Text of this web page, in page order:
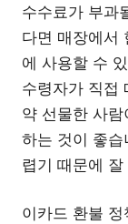
수수료가 부과
다면 매장에서
에 사용할 수
수령자가 직접
약 선물한 사
하는 것이 좋
렵기 때문에
이카드 환불